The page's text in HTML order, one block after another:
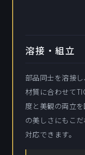
溶接・組立
部品同士を溶接
材質に合わせて
度と美観の両立
の美しさにもこ
対応できます。